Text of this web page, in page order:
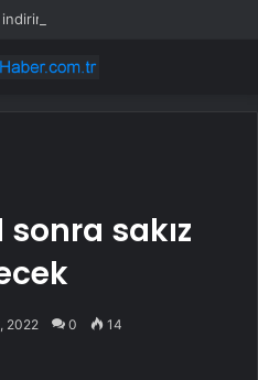
artık zorunlu
sonra sakız
2022 0 14